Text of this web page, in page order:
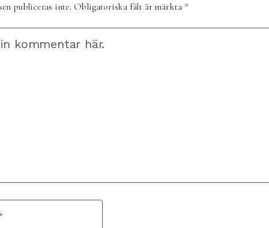
publiceras inte.Obligatoriska fält är märkta *